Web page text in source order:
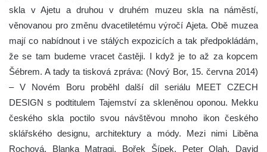
skla v Ajetu a druhou v druhém muzeu skla na náměstí,
věnovanou pro změnu dvacetiletému výročí Ajeta. Obě muzea
mají co nabídnout i ve stálých expozicích a tak předpokládám,
že se tam budeme vracet častěji. I když je to až za kopcem
Šébrem. A tady ta tisková zpráva: (Nový Bor, 15. června 2014)
– V Novém Boru proběhl další díl seriálu MEET CZECH
DESIGN s podtitulem Tajemství za skleněnou oponou. Mekku
českého skla poctilo svou návštěvou mnoho ikon českého
sklářského designu, architektury a módy. Mezi nimi Liběna
Rochová, Blanka Matragi, Bořek Šípek, Peter Olah, David